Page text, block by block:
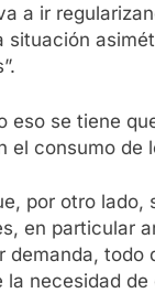
a ir
situación
eso se tiene
el consumo de
por otro
en particular
demanda, todo
necesidad